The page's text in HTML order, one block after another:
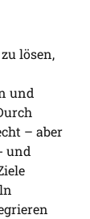
lösen,
und
– aber
und